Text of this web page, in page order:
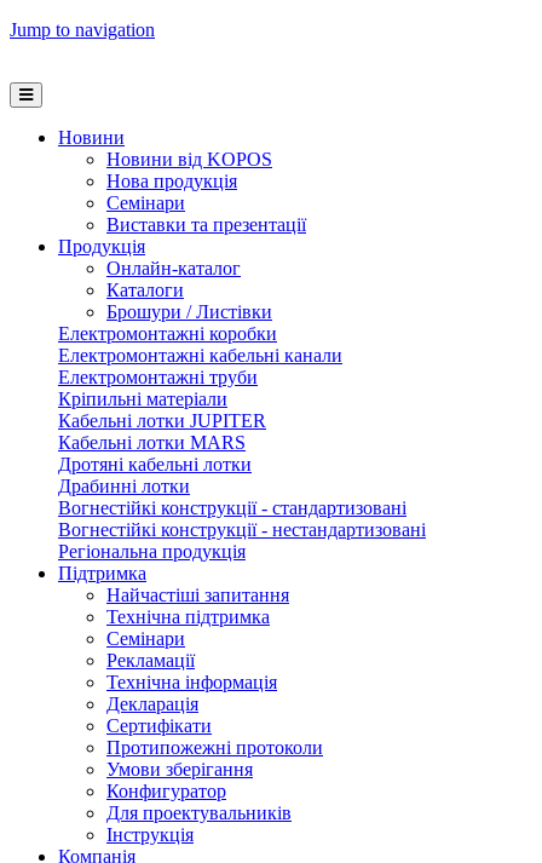
Jump to navigation
Новини
Новини від KOPOS
Нова продукція
Семінари
Виставки та презентації
Продукція
Онлайн-каталог
Каталоги
Брошури / Листівки
Електромонтажні коробки
Електромонтажні кабельні канали
Електромонтажні труби
Кріпильні матеріали
Кабельні лотки JUPITER
Кабельні лотки MARS
Дротяні кабельні лотки
Драбинні лотки
Вогнестійкі конструкції - стандартизовані
Вогнестійкі конструкції - нестандартизовані
Регіональна продукція
Підтримка
Найчастіші запитання
Технічна підтримка
Семінари
Рекламації
Технічна інформація
Декларація
Сертифікати
Протипожежні протоколи
Умови зберігання
Конфигуратор
Для проектувальників
Інструкція
Компанія